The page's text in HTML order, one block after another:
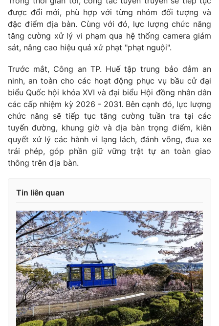
được đổi mới, phù hợp với từng nhóm đối tượng và
đặc điểm địa bàn. Cùng với đó, lực lượng chức năng
tăng cường xử lý vi phạm qua hệ thống camera giám
sát, nâng cao hiệu quả xử phạt "phạt nguội".
Trước mắt, Công an TP. Huế tập trung bảo đảm an
ninh, an toàn cho các hoạt động phục vụ bầu cử đại
biểu Quốc hội khóa XVI và đại biểu Hội đồng nhân dân
các cấp nhiệm kỳ 2026 - 2031. Bên cạnh đó, lực lượng
chức năng sẽ tiếp tục tăng cường tuần tra tại các
tuyến đường, khung giờ và địa bàn trọng điểm, kiên
quyết xử lý các hành vi lạng lách, đánh võng, đua xe
trái phép, góp phần giữ vững trật tự an toàn giao
thông trên địa bàn.
Tin liên quan